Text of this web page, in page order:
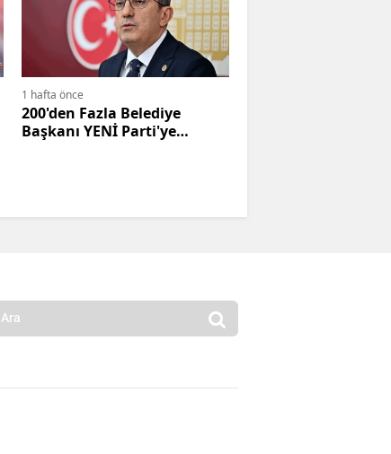
1 hafta önce
200'den Fazla Belediye
Başkanı YENİ Parti'ye